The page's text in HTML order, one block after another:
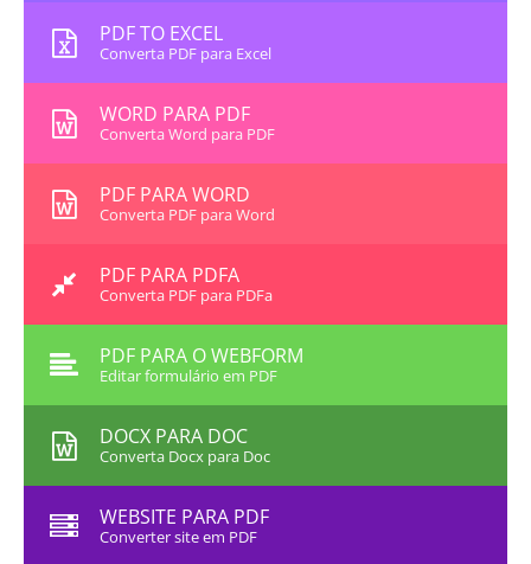
PDF TO EXCEL
Converta PDF para Excel
WORD PARA PDF
Converta Word para PDF
PDF PARA WORD
Converta PDF para Word
PDF PARA PDFA
Converta PDF para PDFa
PDF PARA O WEBFORM
Editar formulário em PDF
DOCX PARA DOC
Converta Docx para Doc
WEBSITE PARA PDF
Converter site em PDF